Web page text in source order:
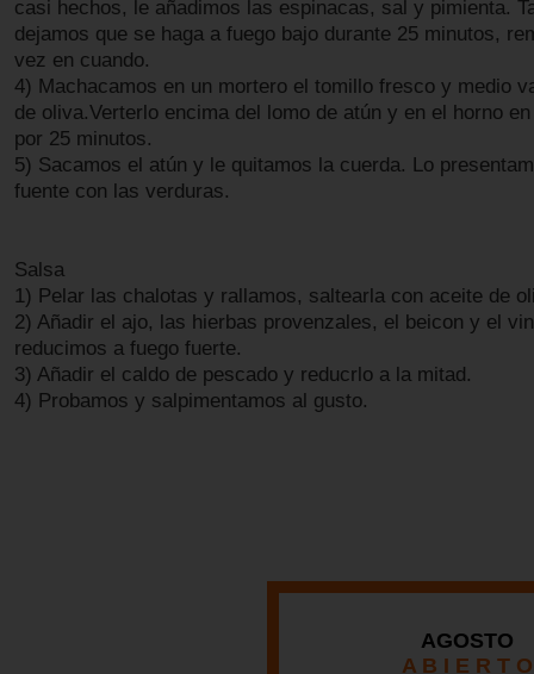
casi hechos, le añadimos las espinacas, sal y pimienta.
dejamos que se haga a fuego bajo durante 25 minutos,
vez en cuando.
4) Machacamos en un mortero el tomillo fresco y medio
de oliva.Verterlo encima del lomo de atún y en el horno
por 25 minutos.
5) Sacamos el atún y le quitamos la cuerda. Lo
fuente con las verduras.
Salsa
1) Pelar las chalotas y rallamos, saltearla con aceite de
2) Añadir el ajo, las hierbas provenzales, el beicon y el
reducimos a fuego fuerte.
3) Añadir el caldo de pescado y reducrlo a la mitad.
4) Probamos y salpimentamos al gusto.
AGOSTO
A B I E R T O